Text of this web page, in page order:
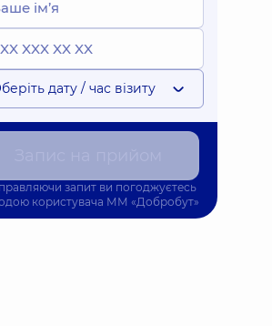
дату / час візиту
запит ви погоджуєтесь
користувача ММ «Добробут»